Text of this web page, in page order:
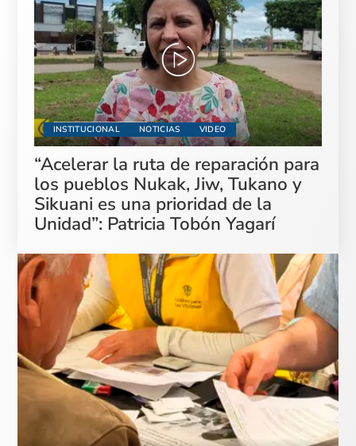
INSTITUCIONAL NOTICIAS VIDEO
“Acelerar la ruta de reparación para
los pueblos Nukak, Jiw, Tukano y
Sikuani es una prioridad de la
Unidad”: Patricia Tobón Yagarí